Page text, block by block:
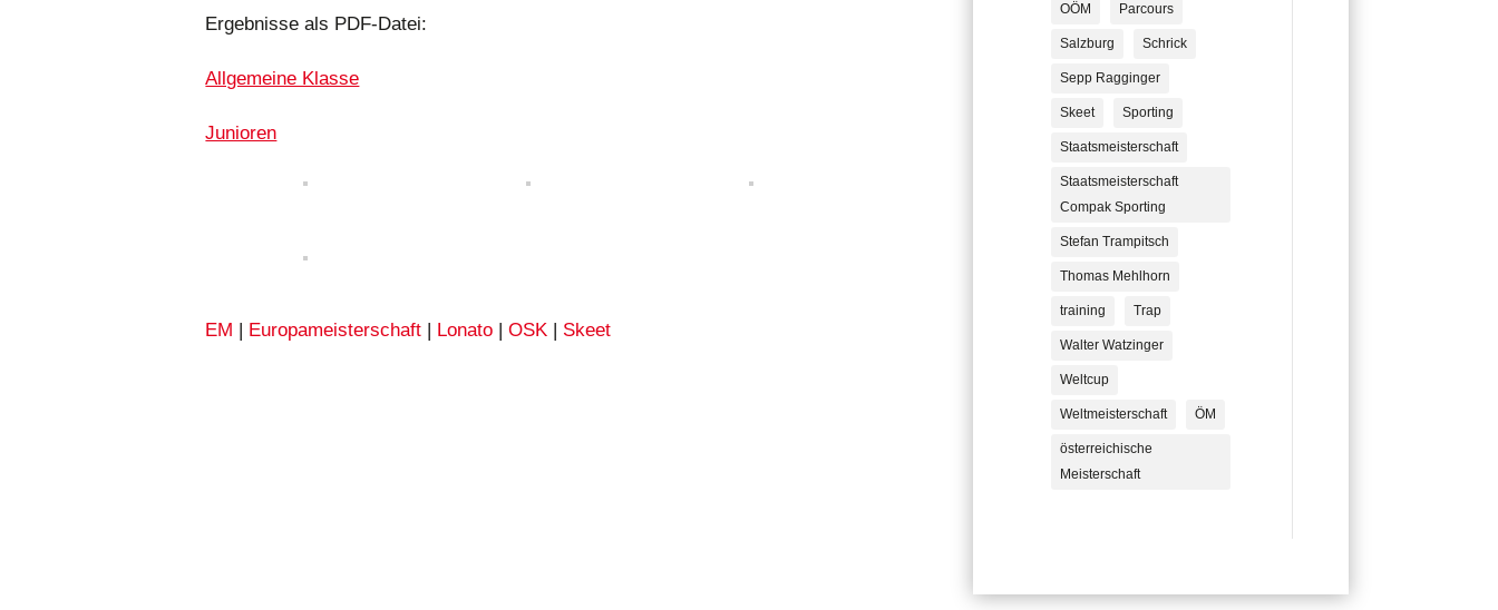
Ergebnisse als PDF-Datei:
Allgemeine Klasse
Junioren
EM | Europameisterschaft | Lonato |OSK | Skeet
OÖM Parcours
Salzburg Schrick
Sepp Ragginger
Skeet Sporting
Staatsmeisterschaft
Staatsmeisterschaft
Compak Sporting
Stefan Trampitsch
Thomas Mehlhorn
training Trap
Walter Watzinger
Weltcup
Weltmeisterschaft ÖM
österreichische
Meisterschaft